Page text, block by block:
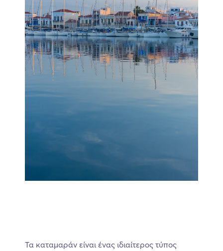
Τα καταμαράν είναι ένας ιδιαίτερος τύπος